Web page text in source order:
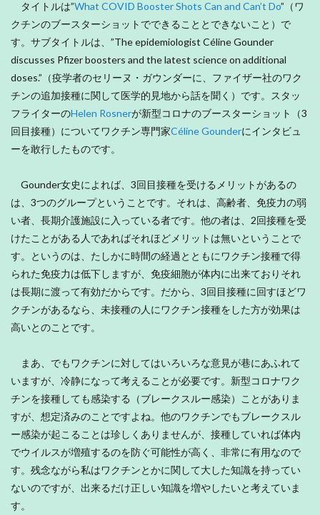
タイトルは”What COVID Booster Shots Can and Can’t Do”（ワ
クチンのブースターショットでできることとできないこと）で
す。サブタイトルは、”The epidemiologist Céline Gounder
discusses Pfizer boosters and the latest science on additional
doses.”（疫学者のセリーヌ・ガウンダーに、ファイザー社のワク
チンの追加接種に関して医学的見地から話を聞く）です。スタッ
フライターのHelen Rosnerが新型コロナのブースターショット（3
回目接種）についてワクチン専門家Céline Gounderにインタビュ
ーを敢行したものです。
Gounder女史によれば、3回目接種を受けるメリットがあるの
は、3つのグループということです。それは、高齢者、免疫力の弱
い者、長期介護施設に入っている者です。他の者は、2回接種を受
けたことがある人であればそれほどメリットは無いということで
す。というのは、たしかに時間の経過とともにワクチン接種で得
られた免疫力は低下しますが、免疫細胞が体内に出来ておりそれ
は長期に渡って有効だからです。だから、3回目接種に回すほどワ
クチンがあるなら、未接種の人にワクチン接種をした方が効果は
高いとのことです。
まあ、でもワクチンに対してはいろいろな意見が巷にあふれて
いますが、冷静になって考えることが必要です。新型コロナワク
チンを接種しても感染する（ブレークスルー感染）ことがありま
すが、想定済みのことですよね。他のワクチンでもブレークスル
ー感染が起こることは珍しくありませんが、接種していれば体内
でウイルスが増殖するのを防ぐ可能性が高く、非常に有用なので
す。残念ながら私はワクチンとかに関して大した知識を持ってい
ないのですが、出来るだけ正しい知識を増やしたいと考えていま
す。